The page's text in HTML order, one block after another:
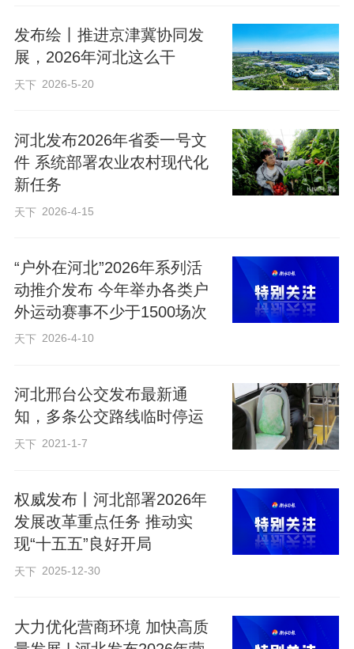
除此之外，燕赵大地还有不少清凉地方值
安新区，郊野公园为现代都市人提供了一
处“三季有花、四季有绿”的生态会客厅。位
于衡水的衡水湖让清凉变得触手可及，滨
平，既有天生桥飞瀑流泉，又有顾家台和
骆驼湾果林成片，清凉与烟火气在这里共
生。
前应密切关注目的地及沿途的天气预报，
重点关注暴雨、雷电等极端天气预警，并
提前了解旅游景区的开放情况，尤其要警
编辑：赵松
发布绘丨推进京津冀协同发
展，2026年河北这么干
天下 2026-5-20
河北发布2026年省委一号文
件 系统部署农业农村现代化
新任务
天下 2026-4-15
“户外在河北”2026年系列活
动推介发布 今年举办各类户
外运动赛事不少于1500场次
天下 2026-4-10
河北邢台公交发布最新通
知，多条公交路线临时停运
天下 2021-1-7
权威发布丨河北部署2026年
发展改革重点任务 推动实
现“十五五”良好开局
天下 2025-12-30
大力优化营商环境 加快高质